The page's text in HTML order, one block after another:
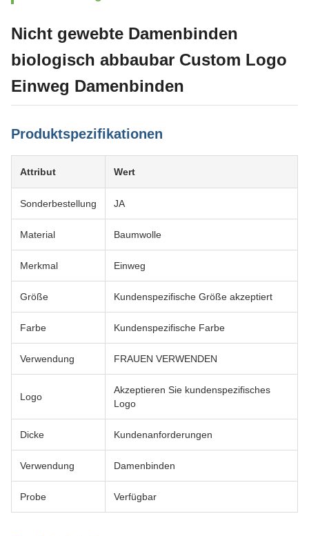
Nicht gewebte Damenbinden
biologisch abbaubar Custom Logo
Einweg Damenbinden
Produktspezifikationen
Attribut Wert
Sonderbestellung JA
Material Baumwolle
Merkmal Einweg
Größe Kundenspezifische Größe akzeptiert
Farbe Kundenspezifische Farbe
Verwendung FRAUEN VERWENDEN
Logo
Akzeptieren Sie kundenspezifisches
Logo
Dicke Kundenanforderungen
Verwendung Damenbinden
Probe Verfügbar